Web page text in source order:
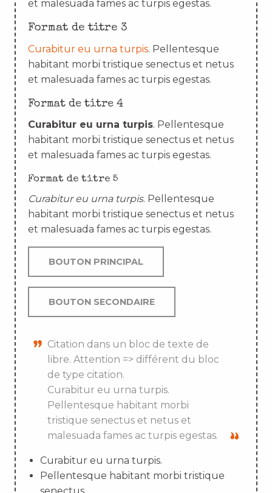
et malesuada fames ac turpis egestas.
Format de titre 3
Curabitur eu urna turpis. Pellentesque
habitant morbi tristique senectus et netus
et malesuada fames ac turpis egestas.
Format de titre 4
Curabitur eu urna turpis. Pellentesque
habitant morbi tristique senectus et netus
et malesuada fames ac turpis egestas.
Format de titre 5
Curabitur eu urna turpis. Pellentesque
habitant morbi tristique senectus et netus
et malesuada fames ac turpis egestas.
BOUTON PRINCIPAL
BOUTON SECONDAIRE
Citation dans un bloc de texte de
libre. Attention => différent du bloc
de type citation.
Curabitur eu urna turpis.
Pellentesque habitant morbi
tristique senectus et netus et
malesuada fames ac turpis egestas.
Curabitur eu urna turpis.
Pellentesque habitant morbi tristique